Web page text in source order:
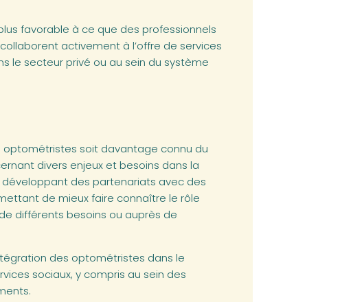
favorable à ce que des professionnels
activement à l’offre de services
le secteur privé ou au sein du système
optométristes soit davantage connu du
divers enjeux et besoins dans la
des partenariats avec des
de mieux faire connaître le rôle
différents besoins ou auprès de
des optométristes dans le
sociaux, y compris au sein des